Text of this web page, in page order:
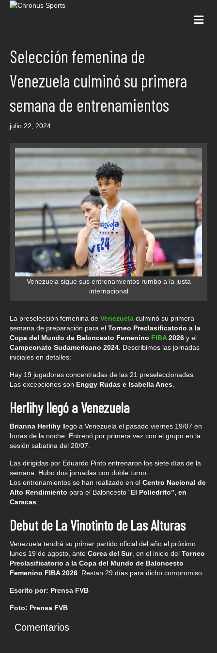
Selección femenina de
Venezuela culminó su primera
semana de entrenamientos
julio 22, 2024
Venezuela sigue sus entrenamientos rumbo a la justa
internacional
La preselección femenina de Venezuela culminó su primera
semana de preparación para el Torneo Preclasificatorio a la
Copa del Mundo de Baloncesto Femenino FIBA2026 y el
Campeonato Sudamericano 2024. Describimos las jornadas
iniciales en detalles:
Hay 19 jugadoras concentradas de las 21 preseleccionadas.
Las excepciones son Enggy Rudas e Isabella Anes
Herlihy llegó a Venezuela
Brianna Herlihy llegó a Venezuela el pasado viernes 19/07 en
horas de la noche. Entrenó por primera vez con el grupo en la
sesión sabatina del 20/07.
Las dirigidas por Eduardo Pinto entrenaron los siete días de la
semana. Hubo dos jornadas con doble turno.
Los entrenamientos se han realizado en el Centro Nacional de
Alto Rendimiento para el Baloncesto “El Poliedrito”, en
Caracas
Debut de La Vinotinto de Las Alturas
Venezuela tendrá su primer partido oficial del año el próximo
lunes 19 de agosto, ante Corea del Sur, en el inicio del Torneo
Preclasificatorio a la Copa del Mundo de Baloncesto
Femenino FIBA 2026 . Restan 29 días para dicho compromiso.
Escrito por: Prensa FVB
Foto: Prensa FVB
Comentarios